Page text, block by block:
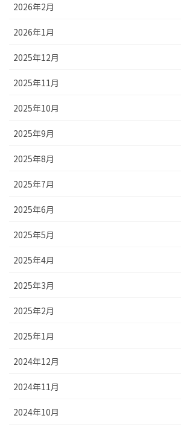
2026年2月
2026年1月
2025年12月
2025年11月
2025年10月
2025年9月
2025年8月
2025年7月
2025年6月
2025年5月
2025年4月
2025年3月
2025年2月
2025年1月
2024年12月
2024年11月
2024年10月